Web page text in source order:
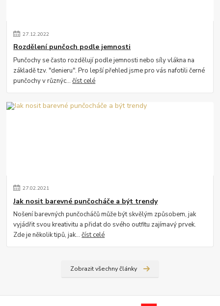
27.12.2022
Rozdělení punčoch podle jemnosti
Punčochy se často rozdělují podle jemnosti nebo síly vlákna na
základě tzv. "denieru". Pro lepší přehled jsme pro vás nafotili černé
punčochy v různýc...číst celé
27.02.2021
Jak nosit barevné punčocháče a být trendy
Nošení barevných punčocháčů může být skvělým způsobem, jak
vyjádřit svou kreativitu a přidat do svého outfitu zajímavý prvek.
Zde je několik tipů, jak...číst celé
Zobrazit všechny články